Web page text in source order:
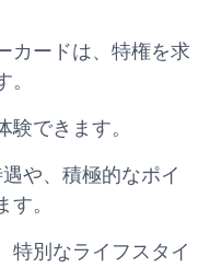
カードは、特権を求
験できます。
や、積極的なポイ
。
特別なライフスタイ